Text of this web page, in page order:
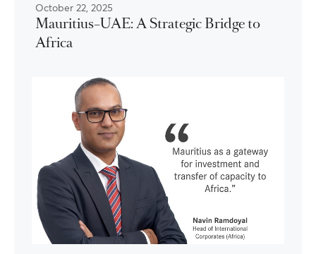
October 22, 2025
Mauritius–UAE: A Strategic Bridge to
Africa